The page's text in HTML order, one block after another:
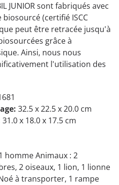
JUNIOR sont fabriqués avec
(certifié ISCC
peut être retracée jusqu'à
grâce à
Ainsi, nous nous
l'utilisation des
32.5 x 22.5 x 20.0 cm
31.0 x 18.0 x 17.5 cm
homme Animaux : 2
2 oiseaux, 1 lion, 1 lionne
à transporter, 1 rampe